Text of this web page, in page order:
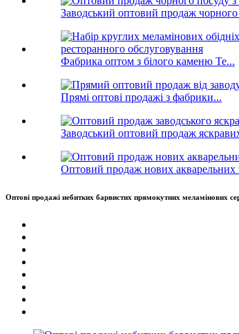
Заводський оптовий продаж
Фабрика оптом з білого каменю Te...
Прямі оптові продажі з фабрики...
Заводський оптовий продаж
Оптовий продаж нових акварельних
Оптові продажі небитких барвистих прямокутних меламінових